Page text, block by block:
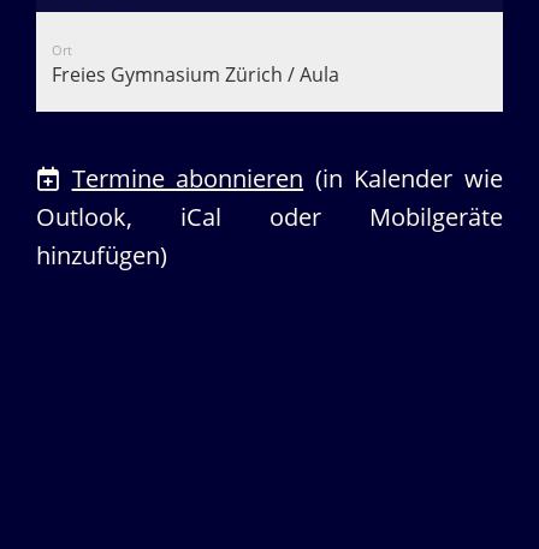
Ort
Freies Gymnasium Zürich / Aula
Termine abonnieren (in Kalender wie
Outlook, iCal oder Mobilgeräte
hinzufügen)